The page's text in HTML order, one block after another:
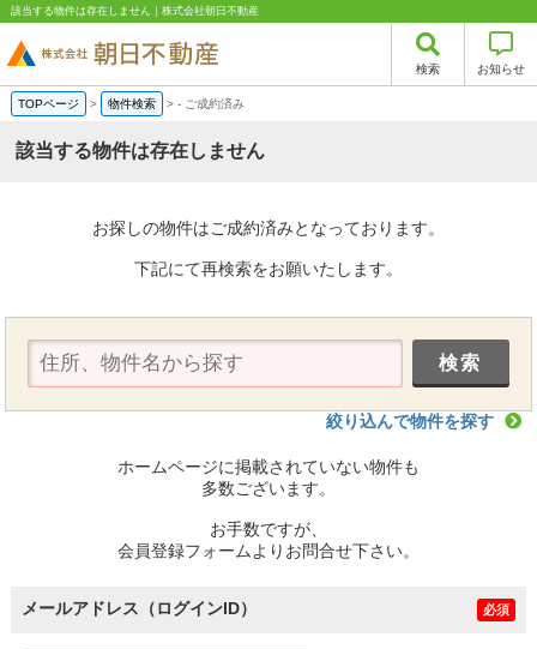
該当する物件は存在しません｜株式会社朝日不動産
検索 お知らせ
TOPページ > 物件検索 >- ご成約済み
該当する物件は存在しません
お探しの物件はご成約済みとなっております。
下記にて再検索をお願いたします。
絞り込んで物件を探す
ホームページに掲載されていない物件も
多数ございます。
お手数ですが、
会員登録フォームよりお問合せ下さい。
メールアドレス（ログインID） 必須